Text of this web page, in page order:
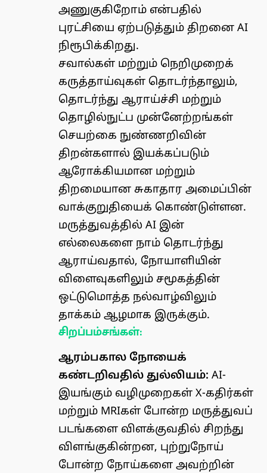
அணுகுகிறோம் என்பதில்
புரட்சியை ஏற்படுத்தும் திறனை AI
நிரூபிக்கிறது.
சவால்கள் மற்றும் நெறிமுறைக்
கருத்தாய்வுகள் தொடர்ந்தாலும்,
தொடர்ந்து ஆராய்ச்சி மற்றும்
தொழில்நுட்ப முன்னேற்றங்கள்
செயற்கை நுண்ணறிவின்
திறன்களால் இயக்கப்படும்
ஆரோக்கியமான மற்றும்
திறமையான சுகாதார அமைப்பின்
வாக்குறுதியைக் கொண்டுள்ளன.
மருத்துவத்தில் AI இன்
எல்லைகளை நாம் தொடர்ந்து
ஆராய்வதால், நோயாளியின்
விளைவுகளிலும் சமூகத்தின்
ஒட்டுமொத்த நல்வாழ்விலும்
தாக்கம் ஆழமாக இருக்கும்.
சிறப்பம்சங்கள்:
ஆரம்பகால நோயைக்
கண்டறிவதில் துல்லியம்: AI-
இயங்கும் வழிமுறைகள் X-கதிர்கள்
மற்றும் MRIகள் போன்ற மருத்துவப்
படங்களை விளக்குவதில் சிறந்து
விளங்குகின்றன, புற்றுநோய்
போன்ற நோய்களை அவற்றின்